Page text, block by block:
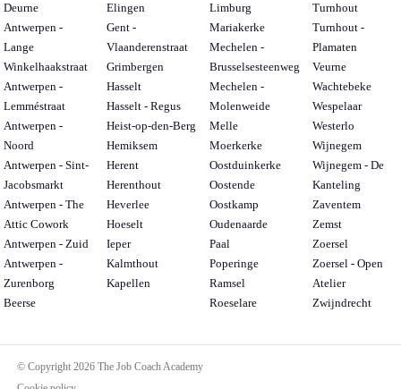
Deurne
Antwerpen -
Lange
Winkelhaakstraat
Antwerpen -
Lemméstraat
Antwerpen -
Noord
Antwerpen - Sint-
Jacobsmarkt
Antwerpen - The
Attic Cowork
Antwerpen - Zuid
Antwerpen -
Zurenborg
Beerse
Elingen
Gent -
Vlaanderenstraat
Grimbergen
Hasselt
Hasselt - Regus
Heist-op-den-Berg
Hemiksem
Herent
Herenthout
Heverlee
Hoeselt
Ieper
Kalmthout
Kapellen
Limburg
Mariakerke
Mechelen -
Brusselsesteenweg
Mechelen -
Molenweide
Melle
Moerkerke
Oostduinkerke
Oostende
Oostkamp
Oudenaarde
Paal
Poperinge
Ramsel
Roeselare
Turnhout
Turnhout -
Plamaten
Veurne
Wachtebeke
Wespelaar
Westerlo
Wijnegem
Wijnegem - De
Kanteling
Zaventem
Zemst
Zoersel
Zoersel - Open
Atelier
Zwijndrecht
© Copyright 2026 The Job Coach Academy